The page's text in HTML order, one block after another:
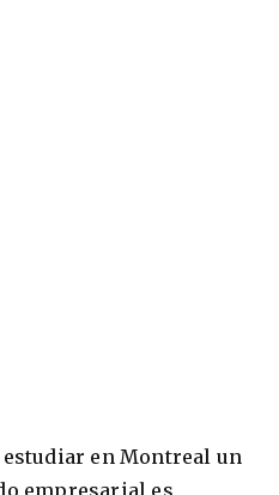
en Montreal un